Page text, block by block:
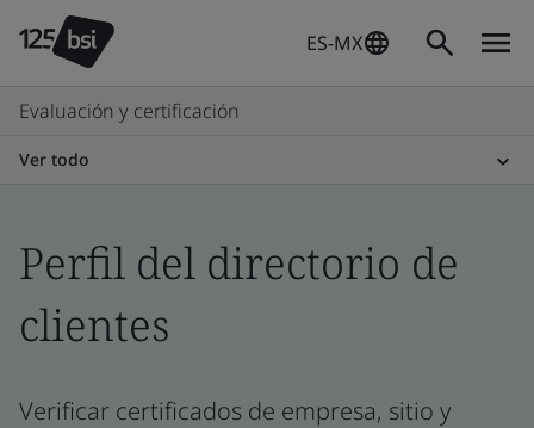
ES-MX
Evaluación y certificación
Ver todo
Perfil del directorio de
clientes
Verificar certificados de empresa, sitio y